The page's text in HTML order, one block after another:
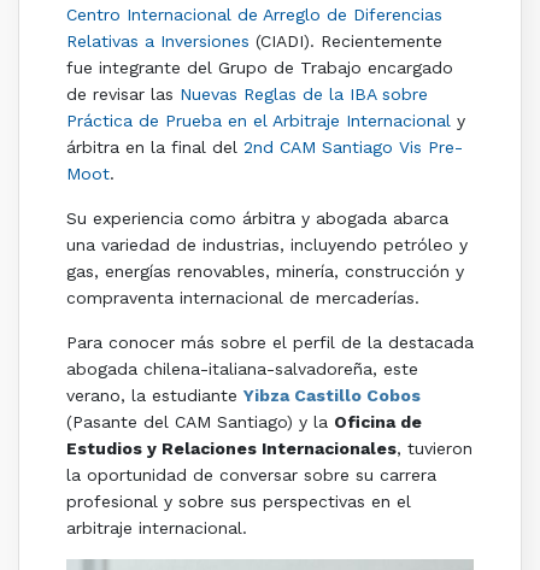
Centro Internacional de Arreglo de Diferencias
Relativas a Inversiones (CIADI). Recientemente
fue integrante del Grupo de Trabajo encargado
de revisar las Nuevas Reglas de la IBA sobre
Práctica de Prueba en el Arbitraje Internacionaly
árbitra en la final del 2nd CAM Santiago Vis Pre-
Moot.
Su experiencia como árbitra y abogada abarca
una variedad de industrias, incluyendo petróleo y
gas, energías renovables, minería, construcción y
compraventa internacional de mercaderías.
Para conocer más sobre el perfil de la destacada
abogada chilena-italiana-salvadoreña, este
verano, la estudiante Yibza Castillo Cobos
(Pasante del CAM Santiago) y la Oficina de
Estudios y Relaciones Internacionales, tuvieron
la oportunidad de conversar sobre su carrera
profesional y sobre sus perspectivas en el
arbitraje internacional.